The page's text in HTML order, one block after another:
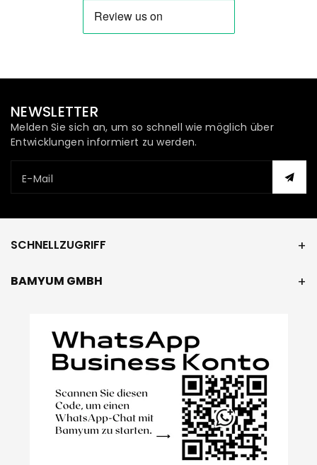
NEWSLETTER
Melden Sie sich an, um so schnell wie möglich über
Entwicklungen informiert zu werden.
E-Mail
SCHNELLZUGRIFF
BAMYUM GMBH